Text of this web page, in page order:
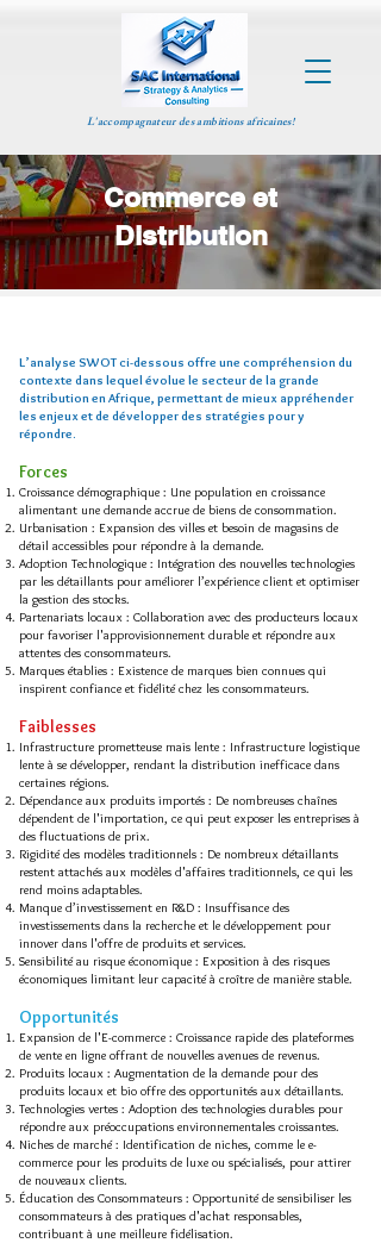
L'accompagnateur des ambitions africaines!
Commerce et
Distribution
L’analyse SWOT ci-dessous offre une compréhension du
contexte dans lequel évolue le secteur de la grande
distribution en Afrique, permettant de mieux appréhender
les enjeux et de développer des stratégies pour y
répondre.
Forces
Croissance démographique : Une population en croissance
alimentant une demande accrue de biens de consommation.
Urbanisation : Expansion des villes et besoin de magasins de
détail accessibles pour répondre à la demande.
Adoption Technologique : Intégration des nouvelles technologies
par les détaillants pour améliorer l’expérience client et optimiser
la gestion des stocks.
Partenariats locaux : Collaboration avec des producteurs locaux
pour favoriser l'approvisionnement durable et répondre aux
attentes des consommateurs.
Marques établies : Existence de marques bien connues qui
inspirent confiance et fidélité chez les consommateurs.
Faiblesses
Infrastructure prometteuse mais lente : Infrastructure logistique
lente à se développer, rendant la distribution inefficace dans
certaines régions.
Dépendance aux produits importés : De nombreuses chaînes
dépendent de l'importation, ce qui peut exposer les entreprises à
des fluctuations de prix.
Rigidité des modèles traditionnels : De nombreux détaillants
restent attachés aux modèles d'affaires traditionnels, ce qui les
rend moins adaptables.
Manque d’investissement en R&D : Insuffisance des
investissements dans la recherche et le développement pour
innover dans l'offre de produits et services.
Sensibilité au risque économique : Exposition à des risques
économiques limitant leur capacité à croître de manière stable.
Opportunités
Expansion de l'E-commerce : Croissance rapide des plateformes
de vente en ligne offrant de nouvelles avenues de revenus.
Produits locaux : Augmentation de la demande pour des
produits locaux et bio offre des opportunités aux détaillants.
Technologies vertes : Adoption des technologies durables pour
répondre aux préoccupations environnementales croissantes.
Niches de marché : Identification de niches, comme le e-
commerce pour les produits de luxe ou spécialisés, pour attirer
de nouveaux clients.
Éducation des Consommateurs : Opportunité de sensibiliser les
consommateurs à des pratiques d'achat responsables,
contribuant à une meilleure fidélisation.